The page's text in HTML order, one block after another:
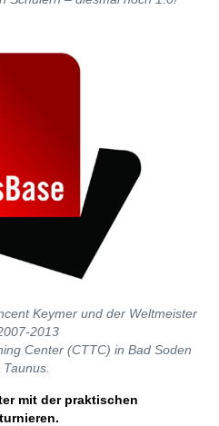
Keymer und der Weltmeister
2013
Center (CTTC) in Bad Soden
mit der praktischen